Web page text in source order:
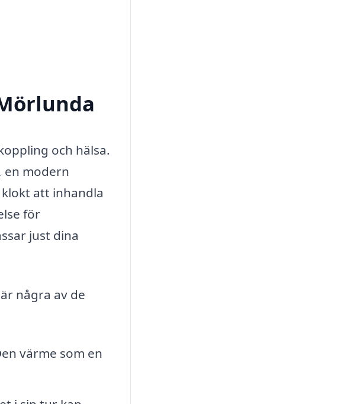
och hälsa.
en modern
att inhandla
för
just dina
några av de
värme som en